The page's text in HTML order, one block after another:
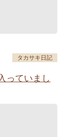
タカサキ日記
っていまし